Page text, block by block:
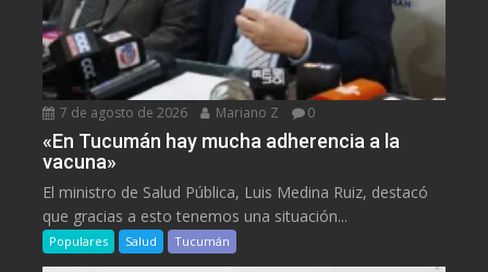
7 de agosto de 2026 Mariano Z 0
«En Tucumán hay mucha adherencia a la
vacuna»
El ministro de Salud Pública, Luis Medina Ruiz, destacó
que gracias a esto tenemos una situación...
Populares Salud Tucumán